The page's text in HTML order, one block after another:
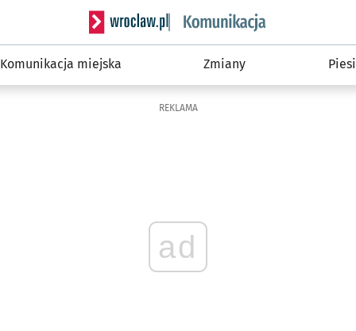
Serwis informacyjny wroclaw.pl podserwis:
Komunikacja miejska Zmiany Piesi
REKLAMA
ad